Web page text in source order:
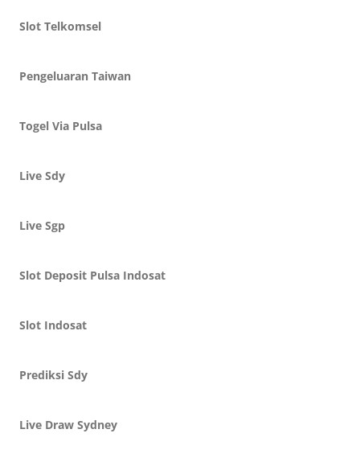
Slot Telkomsel
Pengeluaran Taiwan
Togel Via Pulsa
Live Sdy
Live Sgp
Slot Deposit Pulsa Indosat
Slot Indosat
Prediksi Sdy
Live Draw Sydney